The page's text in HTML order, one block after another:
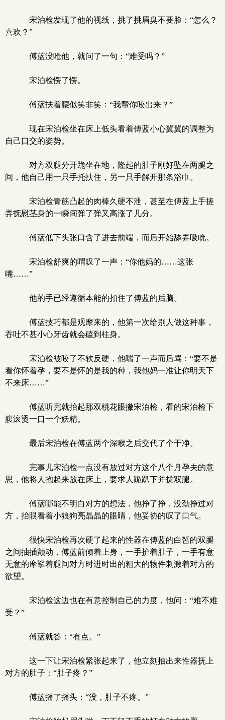
宋泊检发现了他的视线，挑了挑眉臭不要脸：“怎么？
喜欢？”
傅蓝没呛他，就问了一句：“难受吗？”
宋泊检愣了愣。
傅蓝扶着腰似笑非笑：“我帮你咬出来？”
现在宋泊检坐在床上低头看着傅蓝小心翼翼的调整为
自己口交的姿势。
对方双腿分开跪坐在地，隆起的肚子刚好坠在两腿之
间，他自己用一只手托扶住，另一只手解开那条浴巾。
宋泊检青筋凸起的肉棒久硬不泄，甚至在傅蓝上手搓
弄抚慰茎身的一瞬间弹了弹又高涨了几分。
傅蓝低下头张口含了进去前端，而后开始舔弄吸吮。
宋泊检舒爽的喟叹了一声：“你他妈的……这张
嘴……”
他的手已经遵循本能的扣住了傅蓝的后脑。
傅蓝技巧都是观摩来的，他第一次给别人做这种事，
吞吐不甚小心牙齿就会磕到柱身。
宋泊检被咬了不软反硬，他喘了一声而后骂：“要不是
看你怀着孕，要不是怀的是我的种，我他妈一准让你明天下
不来床……”
傅蓝听完就抬起那双桃花眼撇宋泊检，看的宋泊检下
腹滚烫一口一个妖精。
最后宋泊检在傅蓝两个深喉之后交代了个干净。
完事儿宋泊检一点没有放过对方这个八个月孕夫的意
思，他将人抱起来放在床上，要求人跪趴下并拢双腿。
傅蓝哪能不明白对方的想法，他挣了挣，没劲挣过对
方，抬眼看着小狼狗亮晶晶的眼睛，他妥协的叹了口气。
很快宋泊检再次硬了起来的性器在傅蓝的白皙的双腿
之间抽插颤动，傅蓝前倾着上身，一手护着肚子，一手有意
无意的摩挲着腿间对方时进时出的粗大的物件刺激着对方的
欲望。
宋泊检这边也在有意控制自己的力度，他问：“难不难
受？”
傅蓝就答：“有点。”
这一下让宋泊检紧张起来了，他立刻抽出来性器抚上
对方的肚子：“肚子疼？”
傅蓝摇了摇头：“没，肚子不疼。”